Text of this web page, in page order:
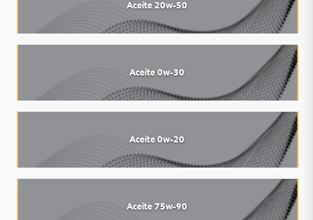
Aceite 20w-50
Aceite 0w-30
Aceite 0w-20
Aceite 75w-90